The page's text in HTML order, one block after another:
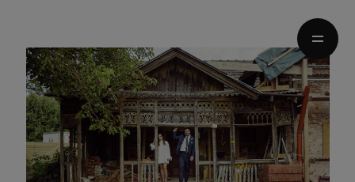
HOME
MOMENTY
HISTORIE